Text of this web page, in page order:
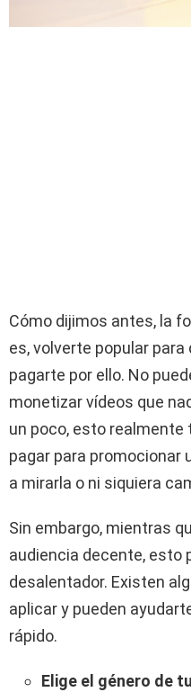
Cómo dijimos antes, la
es, volverte popular
pagarte por ello. No
monetizar vídeos que
un poco, esto realmente
pagar para promocionar
a mirarla o ni siquiera
Sin embargo, mientras
audiencia decente, esto
desalentador. Existen
aplicar y pueden
rápido.
Elige el género de